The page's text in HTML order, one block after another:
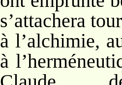
s’attachera
à l’alchimie,
à